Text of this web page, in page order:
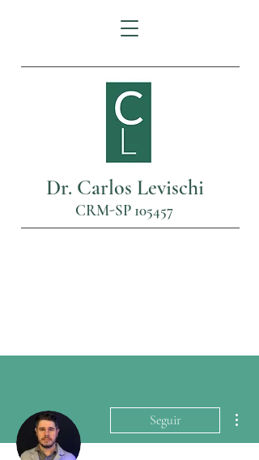
Dr. Carlos Levischi
CRM-SP 105457
Seguir